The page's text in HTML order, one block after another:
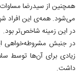
همچنین از سیدرضا
می‌شود. همه‌ی این افراد
در این زمینه شاخص‌تر بود.
داشت.